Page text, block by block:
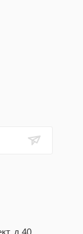
д 40,